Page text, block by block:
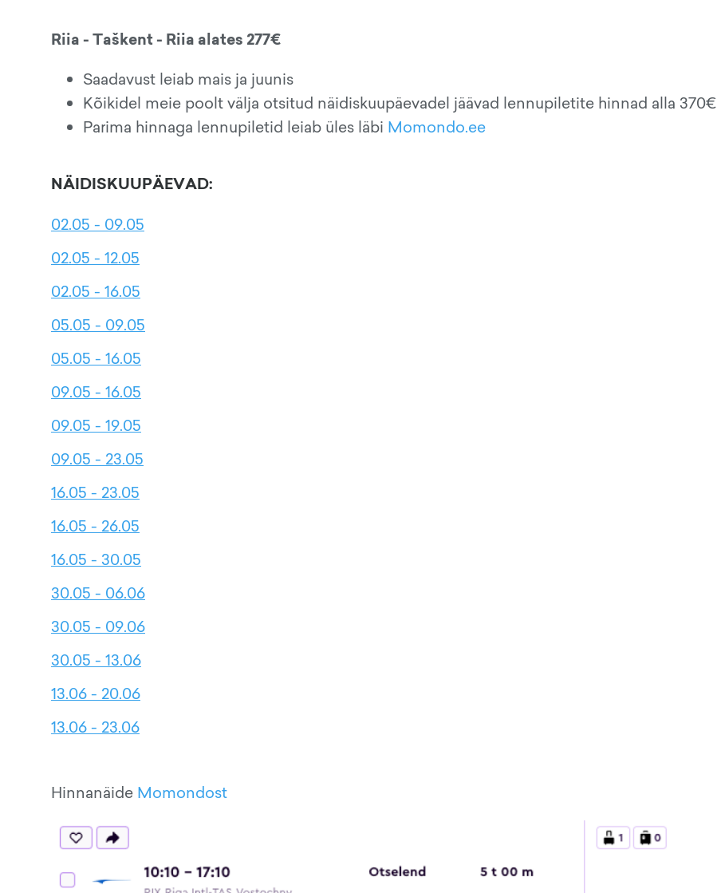
Riia - Taškent - Riia alates 277€
Saadavust leiab mais ja juunis
Kõikidel meie poolt välja otsitud näidiskuupäevadel jäävad lennupiletite hinnad alla 370€
Parima hinnaga lennupiletid leiab üles läbi Momondo.ee
NÄIDISKUUPÄEVAD:
02.05 - 09.05
02.05 - 12.05
02.05 - 16.05
05.05 - 09.05
05.05 - 16.05
09.05 - 16.05
09.05 - 19.05
09.05 - 23.05
16.05 - 23.05
16.05 - 26.05
16.05 - 30.05
30.05 - 06.06
30.05 - 09.06
30.05 - 13.06
13.06 - 20.06
13.06 - 23.06
Hinnanäide Momondost